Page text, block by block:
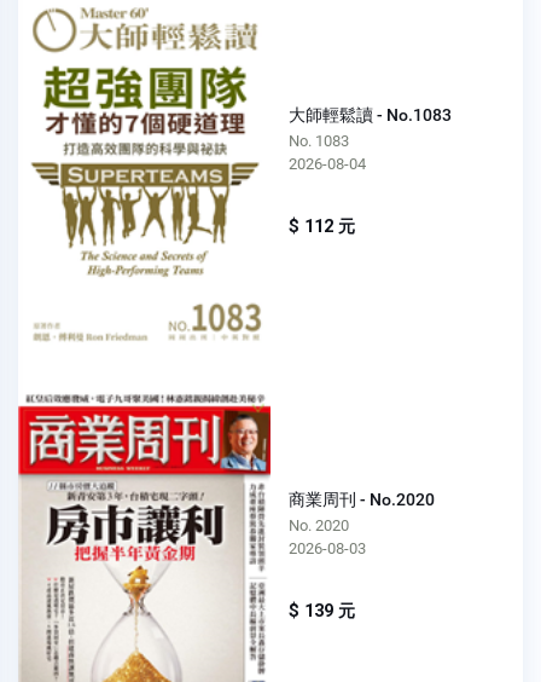
大師輕鬆讀 - No.1083
No. 1083
2026-08-04
$ 112 元
商業周刊 - No.2020
No. 2020
2026-08-03
$ 139 元